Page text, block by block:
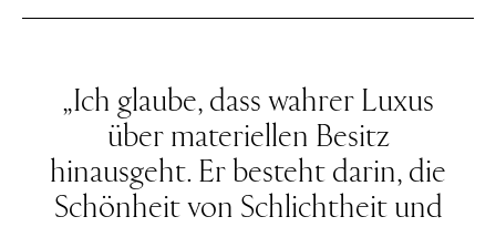
„Ich glaube, dass wahrer Luxus
über materiellen Besitz
hinausgeht. Er besteht darin, die
Schönheit von Schlichtheit und